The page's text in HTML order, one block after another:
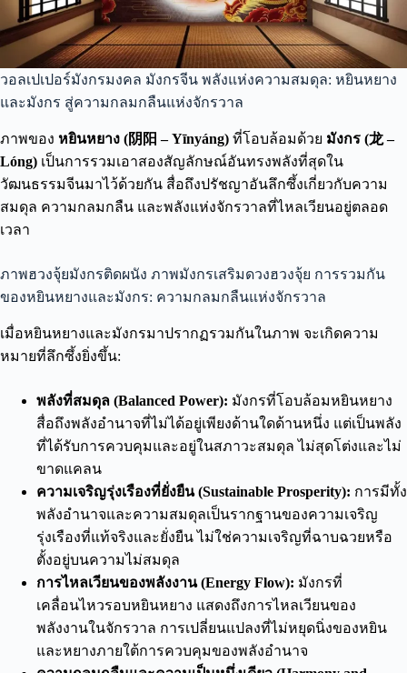
วอลเปเปอร์มังกรมงคล มังกรจีน พลังแห่งความสมดุล: หยินหยาง
และมังกร สู่ความกลมกลืนแห่งจักรวาล
ภาพของ หยินหยาง (阴阳 – Yīnyáng) ที่โอบล้อมด้วย มังกร (龙 –
Lóng) เป็นการรวมเอาสองสัญลักษณ์อันทรงพลังที่สุดใน
วัฒนธรรมจีนมาไว้ด้วยกัน สื่อถึงปรัชญาอันลึกซึ้งเกี่ยวกับความ
สมดุล ความกลมกลืน และพลังแห่งจักรวาลที่ไหลเวียนอยู่ตลอด
เวลา
ภาพฮวงจุ้ยมังกรติดผนัง ภาพมังกรเสริมดวงฮวงจุ้ย การรวมกัน
ของหยินหยางและมังกร: ความกลมกลืนแห่งจักรวาล
เมื่อหยินหยางและมังกรมาปรากฏรวมกันในภาพ จะเกิดความ
หมายที่ลึกซึ้งยิ่งขึ้น:
พลังที่สมดุล (Balanced Power): มังกรที่โอบล้อมหยินหยาง
สื่อถึงพลังอำนาจที่ไม่ได้อยู่เพียงด้านใดด้านหนึ่ง แต่เป็นพลัง
ที่ได้รับการควบคุมและอยู่ในสภาวะสมดุล ไม่สุดโต่งและไม่
ขาดแคลน
ความเจริญรุ่งเรืองที่ยั่งยืน (Sustainable Prosperity): การมีทั้ง
พลังอำนาจและความสมดุลเป็นรากฐานของความเจริญ
รุ่งเรืองที่แท้จริงและยั่งยืน ไม่ใช่ความเจริญที่ฉาบฉวยหรือ
ตั้งอยู่บนความไม่สมดุล
การไหลเวียนของพลังงาน (Energy Flow): มังกรที่
เคลื่อนไหวรอบหยินหยาง แสดงถึงการไหลเวียนของ
พลังงานในจักรวาล การเปลี่ยนแปลงที่ไม่หยุดนิ่งของหยิน
และหยางภายใต้การควบคุมของพลังอำนาจ